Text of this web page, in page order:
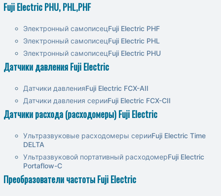
Fuji Electric PHU, PHL,PHF
Электронный самописецFuji Electric PHF
Электронный самописецFuji Electric PHL
Электронный самописецFuji Electric PHU
Датчики давления Fuji Electric
Датчики давленияFuji Electric FCX-AII
Датчики давления серииFuji Electric FCX-CII
Датчики расхода (расходомеры) Fuji Electric
Ультразвуковые расходомеры серииFuji Electric Time
DELTA
Ультразвуковой портативный расходомерFuji Electric
Portaflow-С
Преобразователи частоты Fuji Electric